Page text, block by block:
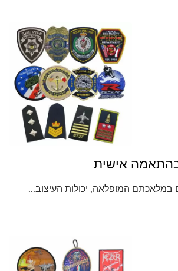
אישית
במלאכתם המופלאה, יכולות העיצוב...